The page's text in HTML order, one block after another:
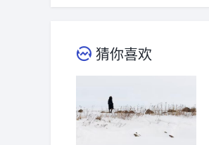
猜你喜欢